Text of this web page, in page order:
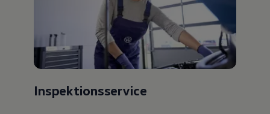
Inspektionsservice